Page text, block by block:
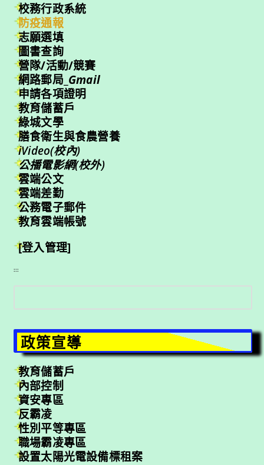
校務行政系統
防疫通報
志願選填
圖書查詢
營隊/活動/競賽
網路郵局_ Gmail
申請各項證明
教育儲蓄戶
綠城文學
膳食衛生與食農營養
iVideo(校內)
公播電影網(校外)
雲端公文
雲端差勤
公務電子郵件
教育雲端帳號
[登入管理]
:::
搜
尋
政策宣導
教育儲蓄戶
內部控制
資安專區
反霸凌
性別平等專區
職場霸凌專區
設置太陽光電設備標租案